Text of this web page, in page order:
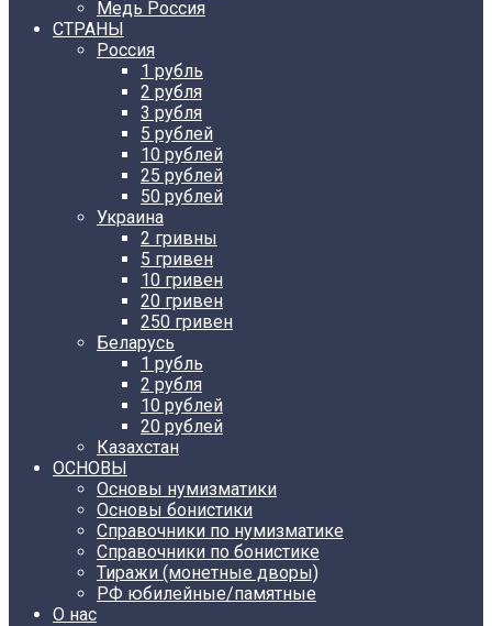
Медь Россия
СТРАНЫ
Россия
1 рубль
2 рубля
3 рубля
5 рублей
10 рублей
25 рублей
50 рублей
Украина
2 гривны
5 гривен
10 гривен
20 гривен
250 гривен
Беларусь
1 рубль
2 рубля
10 рублей
20 рублей
Казахстан
ОСНОВЫ
Основы нумизматики
Основы бонистики
Справочники по нумизматике
Справочники по бонистике
Тиражи (монетные дворы)
РФ юбилейные/памятные
О нас